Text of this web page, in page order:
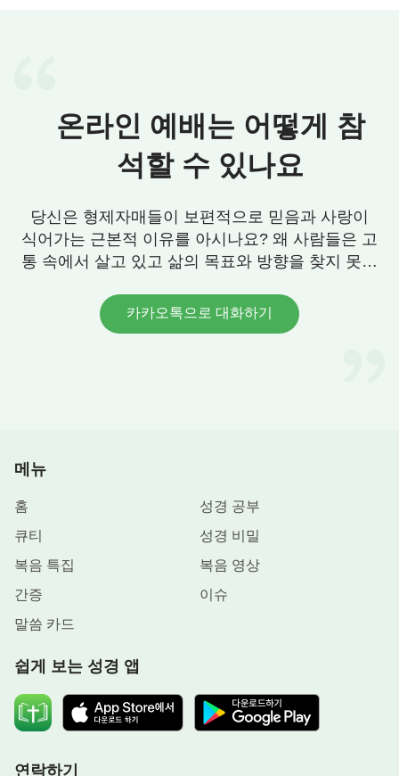
을 수 있게 되었을 뿐만 아니라 심지어 1년 내내 먹을
수 있게 되었다. 사람들은 이렇게 식욕과 물질적 욕
구를 채울 수 있게 되었지만 몸은 오히려 손상되었
방 사람들에게 맞는 각각의 곡식과 채소, 과일을 예
비해 주었기 때문이다. 하나님이 기후에 맞는 채소,
과일 등의 식량을 예비했기 때문에 남방에서 태어났
다면 그 지역에서 나는 것을 먹어야 몸에 잘 맞는다.
마찬가지로 북방에도 북방 사람의 몸에 맞는 식량이
자 하는 것이 아니었고 또 하나님이 사람에게 식량과
채소, 과일을 예비한 본래의 취지가 아니었다. 이는
이다.
이외에도 하나님이 사람에게 베풀어 준 것은 풍부
하다. 각지에는 각각의 특산물이 있다. 예를 들어, 어
또 어떤 지역에는 호두가 많이 나며 또 어떤 곳은 땅
콩과 견과류가 많이 난다. 이런 것으로 사람은 몸에
필요한 영양분을 공급받을 수 있다. 하지만 하나님은
준다. 사람의 육체적 향락에 대한 탐닉과 먹는 것에
온라인 예배는 어떻게 참
석할 수 있나요
당신은 형제자매들이 보편적으로 믿음과 사랑이
식어가는 근본적 이유를 아시나요? 왜 사람들은 고
통 속에서 살고 있고 삶의 목표와 방향을 찾지 못할
카카오톡으로 대화하기
메뉴
홈
성경 공부
큐티
성경 비밀
복음 특집
복음 영상
간증
이슈
말씀 카드
쉽게 보는 성경 앱
연락하기